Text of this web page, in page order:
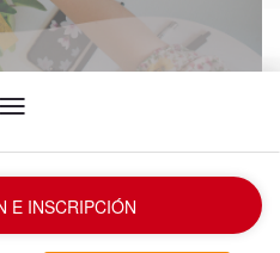
Idioma
E INSCRIPCIÓN